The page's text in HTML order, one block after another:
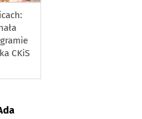
CKiS